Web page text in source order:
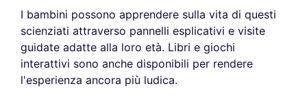
I bambini possono apprendere sulla vita di questi
scienziati attraverso pannelli esplicativi e visite
guidate adatte alla loro età. Libri e giochi
interattivi sono anche disponibili per rendere
l'esperienza ancora più ludica.